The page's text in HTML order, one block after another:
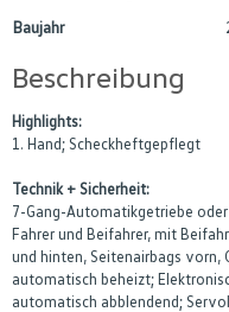
Baujahr
Beschreibung
Highlights:
1. Hand; Scheckheftgepflegt
Technik + Sicherheit:
7-Gang-Automatikgetriebe oder
Fahrer und Beifahrer, mit
und hinten, Seitenairbags vorn,
automatisch beheizt;
automatisch abblendend;